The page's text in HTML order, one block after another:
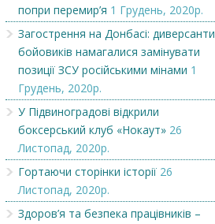
попри перемир’я 1 Грудень, 2020р.
Загострення на Донбасі: диверсанти
бойовиків намагалися замінувати
позиції ЗСУ російськими мінами 1
Грудень, 2020р.
У Підвиноградові відкрили
боксерський клуб «Нокаут» 26
Листопад, 2020р.
Гортаючи сторінки історії 26
Листопад, 2020р.
Здоров’я та безпека працівників –
Наші гості з Броварів теж
читають районку...